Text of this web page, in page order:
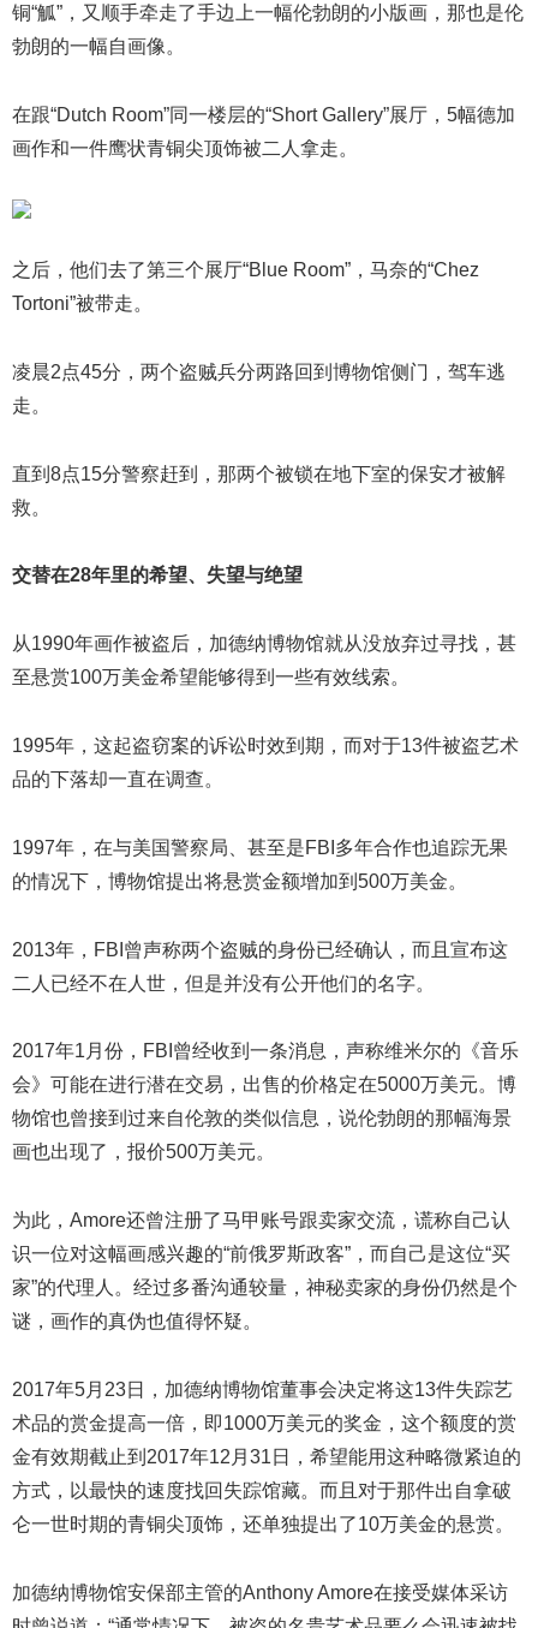
铜“觚”，又顺手牵走了手边上一幅伦勃朗的小版画，那也是伦
勃朗的一幅自画像。
在跟“Dutch Room”同一楼层的“Short Gallery”展厅，5幅德加
画作和一件鹰状青铜尖顶饰被二人拿走。
之后，他们去了第三个展厅“Blue Room”，马奈的“Chez
Tortoni”被带走。
凌晨2点45分，两个盗贼兵分两路回到博物馆侧门，驾车逃
走。
直到8点15分警察赶到，那两个被锁在地下室的保安才被解
救。
交替在28年里的希望、失望与绝望
从1990年画作被盗后，加德纳博物馆就从没放弃过寻找，甚
至悬赏100万美金希望能够得到一些有效线索。
1995年，这起盗窃案的诉讼时效到期，而对于13件被盗艺术
品的下落却一直在调查。
1997年，在与美国警察局、甚至是FBI多年合作也追踪无果
的情况下，博物馆提出将悬赏金额增加到500万美金。
2013年，FBI曾声称两个盗贼的身份已经确认，而且宣布这
二人已经不在人世，但是并没有公开他们的名字。
2017年1月份，FBI曾经收到一条消息，声称维米尔的《音乐
会》可能在进行潜在交易，出售的价格定在5000万美元。博
物馆也曾接到过来自伦敦的类似信息，说伦勃朗的那幅海景
画也出现了，报价500万美元。
为此，Amore还曾注册了马甲账号跟卖家交流，谎称自己认
识一位对这幅画感兴趣的“前俄罗斯政客”，而自己是这位“买
家”的代理人。经过多番沟通较量，神秘卖家的身份仍然是个
谜，画作的真伪也值得怀疑。
2017年5月23日，加德纳博物馆董事会决定将这13件失踪艺
术品的赏金提高一倍，即1000万美元的奖金，这个额度的赏
金有效期截止到2017年12月31日，希望能用这种略微紧迫的
方式，以最快的速度找回失踪馆藏。而且对于那件出自拿破
仑一世时期的青铜尖顶饰，还单独提出了10万美金的悬赏。
加德纳博物馆安保部主管的Anthony Amore在接受媒体采访